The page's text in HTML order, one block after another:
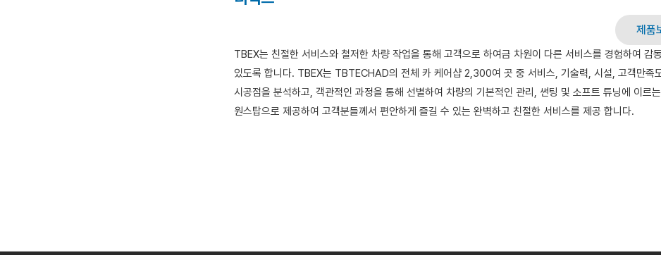
제품
TBEX는 친절한 서비스와 철저한 차량 작업을 통해 고객으로 하여금 차원이 다른 서비스를 경험하여 감
있도록 합니다. TBEX는 TBTECHAD의 전체 카 케어샵 2,300여 곳 중 서비스, 기술력, 시설, 고객만족
시공점을 분석하고, 객관적인 과정을 통해 선별하여 차량의 기본적인 관리, 썬팅 및 소프트 튜닝에 이르
원스탑으로 제공하여 고객분들께서 편안하게 즐길 수 있는 완벽하고 친절한 서비스를 제공 합니다.